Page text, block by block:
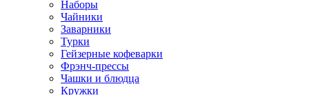
Наборы
Чайники
Заварники
Турки
Гейзерные кофеварки
Фрэнч-прессы
Чашки и блюдца
Кружки